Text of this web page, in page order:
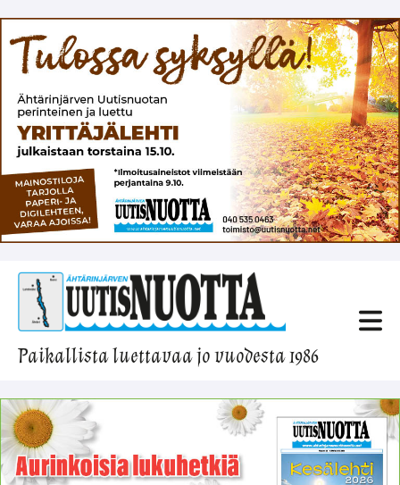
Paikallista luettavaa jo vuodesta 1986